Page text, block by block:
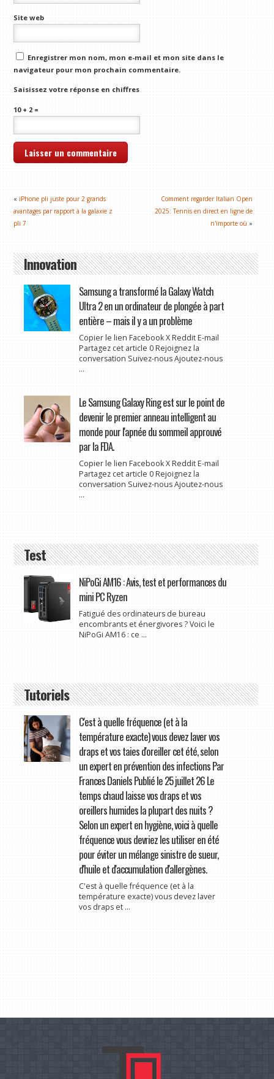
Site web
Enregistrer mon nom, mon e-mail et mon site dans le
navigateur pour mon prochain commentaire.
Saisissez votre réponse en chiffres
10 + 2 =
«iPhone pli juste pour 2 grands
avantages par rapport à la galaxie z
pli 7
Comment regarder Italian Open
2025: Tennis en direct en ligne de
n'importe où »
Innovation
Samsung a transformé la Galaxy Watch
Ultra 2 en un ordinateur de plongée à part
entière – mais il y a un problème
Copier le lien Facebook X Reddit E-mail
Partagez cet article 0 Rejoignez la
conversation Suivez-nous Ajoutez-nous
...
Le Samsung Galaxy Ring est sur le point de
devenir le premier anneau intelligent au
monde pour l'apnée du sommeil approuvé
par la FDA.
Copier le lien Facebook X Reddit E-mail
Partagez cet article 0 Rejoignez la
conversation Suivez-nous Ajoutez-nous
...
Test
NiPoGi AM16 : Avis, test et performances du
mini PC Ryzen
Fatigué des ordinateurs de bureau
encombrants et énergivores ? Voici le
NiPoGi AM16 : ce ...
Tutoriels
C'est à quelle fréquence (et à la
température exacte) vous devez laver vos
draps et vos taies d'oreiller cet été, selon
un expert en prévention des infections Par
Frances Daniels Publié le 25 juillet 26 Le
temps chaud laisse vos draps et vos
oreillers humides la plupart des nuits ?
Selon un expert en hygiène, voici à quelle
fréquence vous devriez les utiliser en été
pour éviter un mélange sinistre de sueur,
d'huile et d'accumulation d'allergènes.
C'est à quelle fréquence (et à la
température exacte) vous devez laver
vos draps et ...